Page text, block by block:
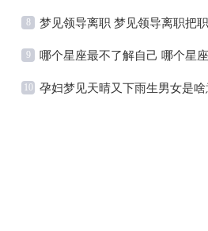
忙）
8 梦见领导离职 梦见领导离职把
9 哪个星座最不了解自己 哪个星
的感情
10 孕妇梦见天晴又下雨生男女是